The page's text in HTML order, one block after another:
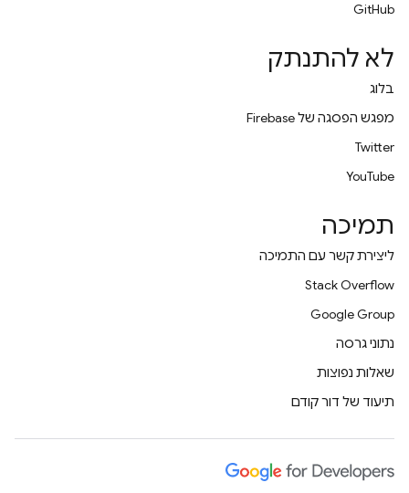
GitHub
לא להתנתק
בלוג
מפגש הפסגה של Firebase
Twitter
YouTube
תמיכה
ליצירת קשר עם התמיכה
Stack Overflow
Google Group
נתוני גרסה
שאלות נפוצות
תיעוד של דור קודם